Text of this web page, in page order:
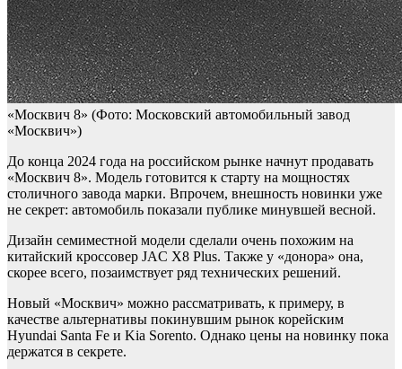
«Москвич 8» (Фото: Московский автомобильный завод
«Москвич»)
До конца 2024 года на российском рынке начнут продавать
«Москвич 8». Модель готовится к старту на мощностях
столичного завода марки. Впрочем, внешность новинки уже
не секрет: автомобиль показали публике минувшей весной.
Дизайн семиместной модели сделали очень похожим на
китайский кроссовер JAC X8 Plus. Также у «донора» она,
скорее всего, позаимствует ряд технических решений.
Новый «Москвич» можно рассматривать, к примеру, в
качестве альтернативы покинувшим рынок корейским
Hyundai Santa Fe и Kia Sorento. Однако цены на новинку пока
держатся в секрете.